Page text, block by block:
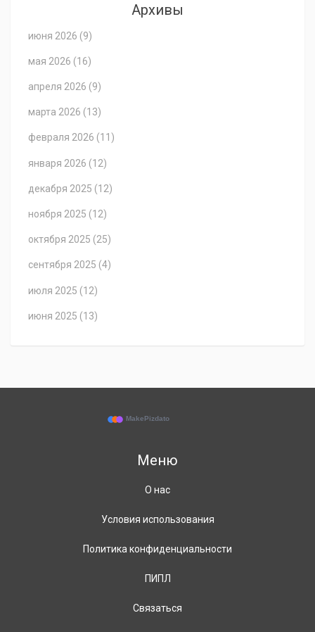
Архивы
июня 2026 (9)
мая 2026 (16)
апреля 2026 (9)
марта 2026 (13)
февраля 2026 (11)
января 2026 (12)
декабря 2025 (12)
ноября 2025 (12)
октября 2025 (25)
сентября 2025 (4)
июля 2025 (12)
июня 2025 (13)
Меню
О нас
Условия использования
Политика конфиденциальности
ПИПЛ
Связаться